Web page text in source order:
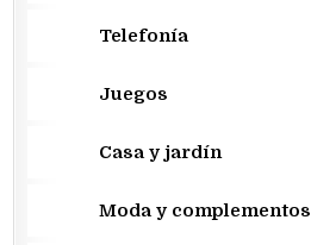
Telefonía
Juegos
Casa y jardín
Moda y complementos